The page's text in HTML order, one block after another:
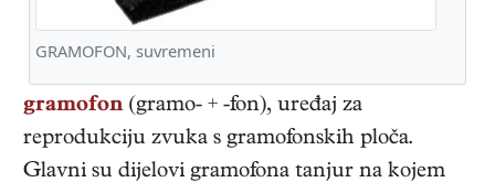
GRAMOFON, suvremeni
gramofon (gramo- + -fon), uređaj za
reprodukciju zvuka s gramofonskih ploča.
Glavni su dijelovi gramofona tanjur na kojem